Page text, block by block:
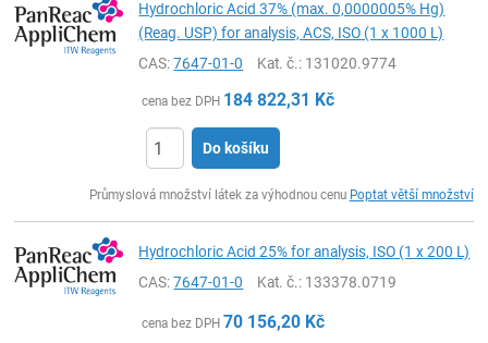
Hydrochloric Acid 37% (max. 0,0000005% Hg)
(Reag. USP) for analysis, ACS, ISO (1 x 1000 L)
CAS:7647-01-0 Kat. č.: 131020.9774
cena bez DPH 184 822,31 Kč
Do košíku
Průmyslová množství látek za výhodnou cenu Poptat větší množství
Hydrochloric Acid 25% for analysis, ISO (1 x 200 L)
CAS:7647-01-0 Kat. č.: 133378.0719
cena bez DPH 70 156,20 Kč